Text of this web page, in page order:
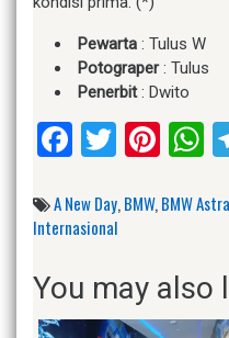
Pewarta : Tulus W
Potograper: Tulus
Penerbit: Dwito
Facebook
Twitter
A New Day,BMW,BMW Astra
Internasional
You may also